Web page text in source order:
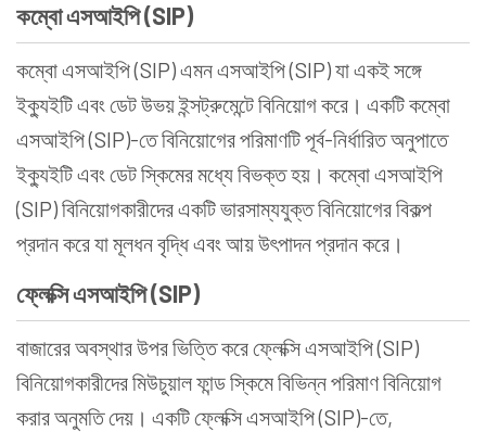
কম্বো এসআইপি (SIP)
কম্বো এসআইপি (SIP) এমন এসআইপি (SIP) যা একই সঙ্গে
ইক্যুইটি এবং ডেট উভয় ইন্সট্রুমেন্টে বিনিয়োগ করে। একটি কম্বো
এসআইপি (SIP)-তে বিনিয়োগের পরিমাণটি পূর্ব-নির্ধারিত অনুপাতে
ইক্যুইটি এবং ডেট স্কিমের মধ্যে বিভক্ত হয়। কম্বো এসআইপি
(SIP) বিনিয়োগকারীদের একটি ভারসাম্যযুক্ত বিনিয়োগের বিকল্প
প্রদান করে যা মূলধন বৃদ্ধি এবং আয় উৎপাদন প্রদান করে।
ফ্লেক্সি এসআইপি (SIP)
বাজারের অবস্থার উপর ভিত্তি করে ফ্লেক্সি এসআইপি (SIP)
বিনিয়োগকারীদের মিউচুয়াল ফান্ড স্কিমে বিভিন্ন পরিমাণ বিনিয়োগ
করার অনুমতি দেয়। একটি ফ্লেক্সি এসআইপি (SIP)-তে,